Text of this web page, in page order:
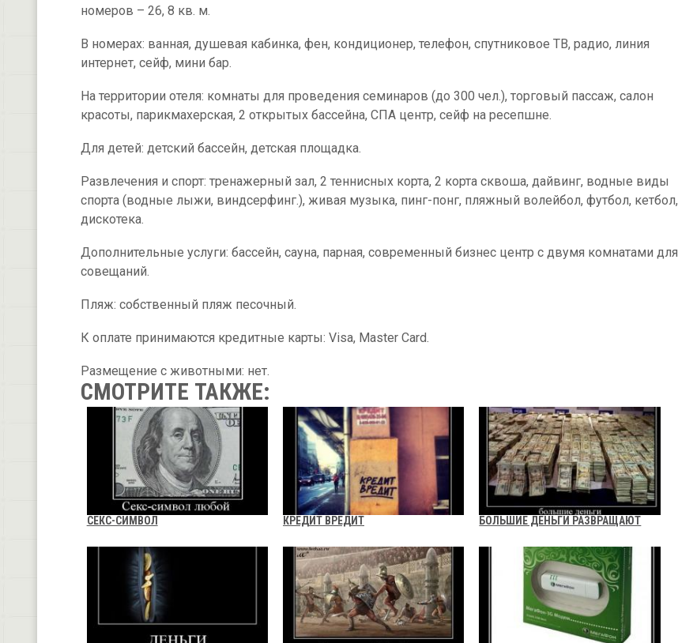
номеров – 26, 8 кв. м.
В номерах: ванная, душевая кабинка, фен, кондиционер, телефон, спутниковое ТВ, радио, линия
интернет, сейф, мини бар.
На территории отеля: комнаты для проведения семинаров (до 300 чел.), торговый пассаж, салон
красоты, парикмахерская, 2 открытых бассейна, СПА центр, сейф на ресепшне.
Для детей: детский бассейн, детская площадка.
Развлечения и спорт: тренажерный зал, 2 теннисных корта, 2 корта сквоша, дайвинг, водные виды
спорта (водные лыжи, виндсерфинг.), живая музыка, пинг-понг, пляжный волейбол, футбол, кетбол,
дискотека.
Дополнительные услуги: бассейн, сауна, парная, современный бизнес центр с двумя комнатами для
совещаний.
Пляж: собственный пляж песочный.
К оплате принимаются кредитные карты: Visa, Master Card.
Размещение с животными: нет.
СМОТРИТЕ ТАКЖЕ:
СЕКС-СИМВОЛ КРЕДИТ ВРЕДИТ БОЛЬШИЕ ДЕНЬГИ РАЗВРАЩАЮТ